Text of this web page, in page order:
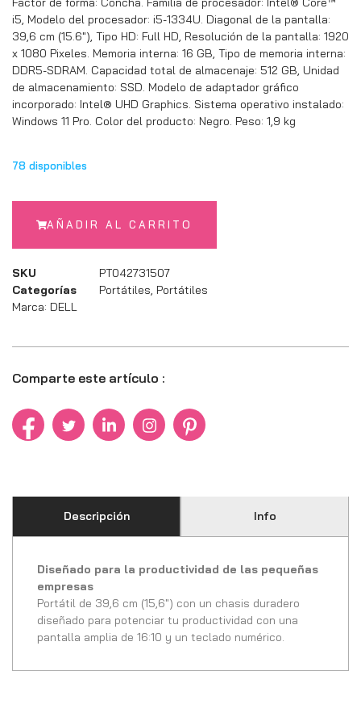
i5, Modelo del procesador: i5-1334U. Diagonal de la pantalla:
39,6 cm (15.6″), Tipo HD: Full HD, Resolución de la pantalla: 1920
x 1080 Pixeles. Memoria interna: 16 GB, Tipo de memoria interna:
DDR5-SDRAM. Capacidad total de almacenaje: 512 GB, Unidad
de almacenamiento: SSD. Modelo de adaptador gráfico
incorporado: Intel® UHD Graphics. Sistema operativo instalado:
Windows 11 Pro. Color del producto: Negro. Peso: 1,9 kg
78 disponibles
AÑADIR AL CARRITO
SKU
PT042731507
Categorías
Portátiles, Portátiles
Marca: DELL
Comparte este artículo :
Descripción Info
Diseñado para la productividad de las pequeñas
empresas
Portátil de 39,6 cm (15,6") con un chasis duradero
diseñado para potenciar tu productividad con una
pantalla amplia de 16:10 y un teclado numérico.